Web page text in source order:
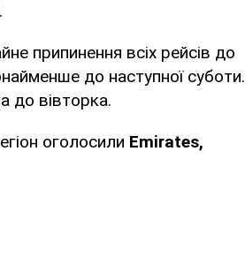
припинення всіх рейсів до
до наступної суботи.
до вівторка.
оголосили Emirates,